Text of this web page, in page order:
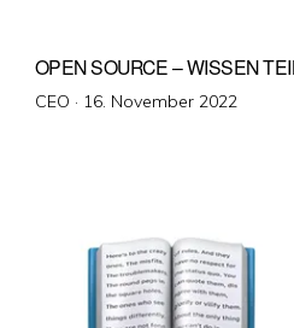
OPEN SOURCE – WISSEN
CEO · Veröffentlicht
16. November 2022